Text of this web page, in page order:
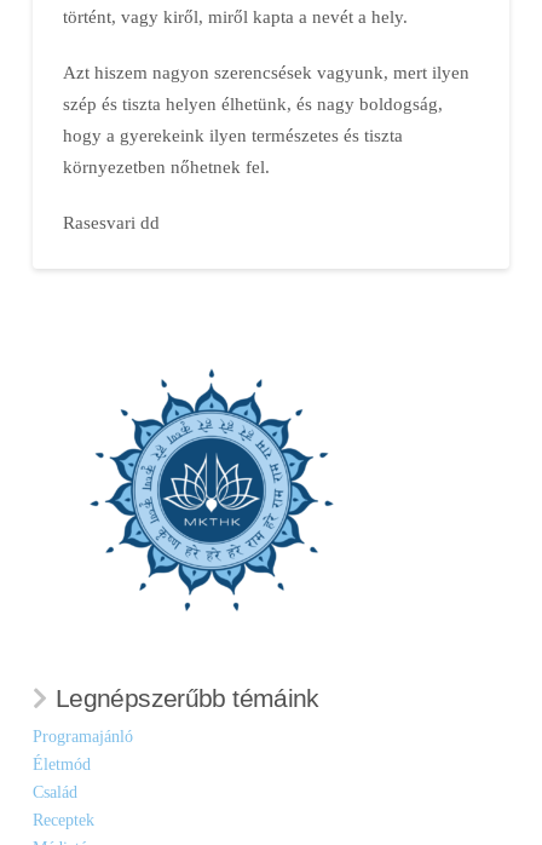
történt, vagy kiről, miről kapta a nevét a hely.
Azt hiszem nagyon szerencsések vagyunk, mert ilyen
szép és tiszta helyen élhetünk, és nagy boldogság,
hogy a gyerekeink ilyen természetes és tiszta
környezetben nőhetnek fel.
Rasesvari dd
Legnépszerűbb témáink
Programajánló
Életmód
Család
Receptek